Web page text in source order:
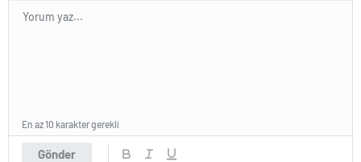
Gönder
En az 10 karakter gerekli